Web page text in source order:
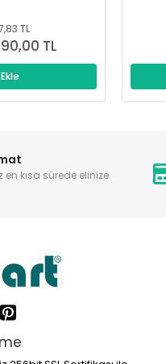
TL
TL
en kısa sürede elinize